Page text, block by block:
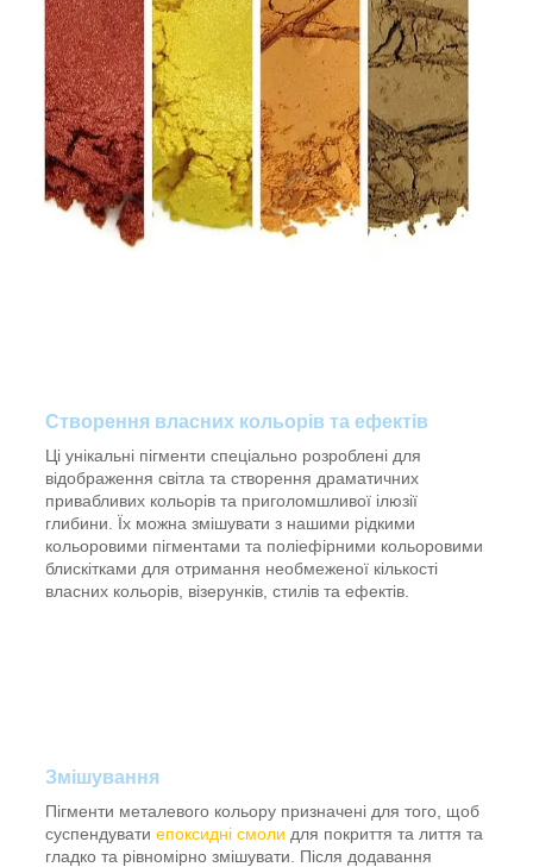
Створення власних кольорів та ефектів
Ці унікальні пігменти спеціально розроблені для
відображення світла та створення драматичних
привабливих кольорів та приголомшливої ​​ілюзії
глибини. Їх можна змішувати з нашими рідкими
кольоровими пігментами та поліефірними кольоровими
блискітками для отримання необмеженої кількості
власних кольорів, візерунків, стилів та ефектів.
Змішування
Пігменти металевого кольору призначені для того, щоб
суспендувати епоксидні смоли для покриття та лиття та
гладко та рівномірно змішувати. Після додавання